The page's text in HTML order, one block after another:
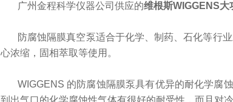
广州金程科学仪器公司供应的维根斯WIGGENS大
防腐蚀隔膜真空泵适合于化学、制药、石化等行
心浓缩，固相萃取等使用。
WIGGENS 的防腐蚀隔膜泵具有优异的耐化学腐
到出气口的化学腐蚀性气体有很好的耐受性，而且对